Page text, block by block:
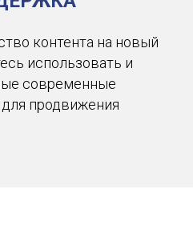
контента на новый
использовать и
современные
продвижения